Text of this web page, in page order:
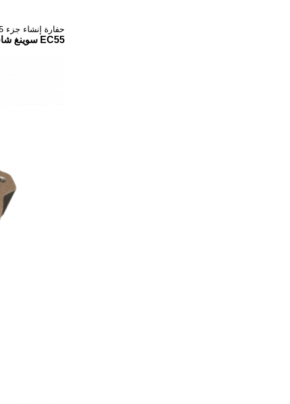
حفارة إنشاء جزء EC55 YC55 سوينغ علبة التروس الإسكان مع حلقة التروس SA14504970
EC55 سوينغ شافت هاوس مع حلقة تروس